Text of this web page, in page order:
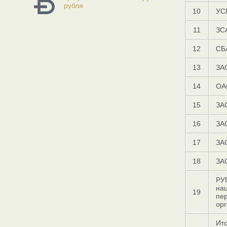
рубля
10
11
12
13
14
15
16
17
18
19